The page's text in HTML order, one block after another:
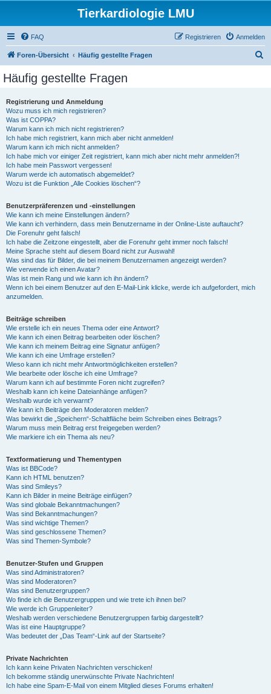
Tierkardiologie LMU
FAQ Anmelden
Registrieren
Foren-Übersicht Häufig gestellte Fragen
Häufig gestellte Fragen
Registrierung und Anmeldung
Wozu muss ich mich registrieren?
Was ist COPPA?
Warum kann ich mich nicht registrieren?
Ich habe mich registriert, kann mich aber nicht anmelden!
Warum kann ich mich nicht anmelden?
Ich habe mich vor einiger Zeit registriert, kann mich aber nicht mehr anmelden?!
Ich habe mein Passwort vergessen!
Warum werde ich automatisch abgemeldet?
Wozu ist die Funktion „Alle Cookies löschen“?
Benutzerpräferenzen und -einstellungen
Wie kann ich meine Einstellungen ändern?
Wie kann ich verhindern, dass mein Benutzername in der Online-Liste auftaucht?
Die Forenuhr geht falsch!
Ich habe die Zeitzone eingestellt, aber die Forenuhr geht immer noch falsch!
Meine Sprache steht auf diesem Board nicht zur Auswahl!
Was sind das für Bilder, die bei meinem Benutzernamen angezeigt werden?
Wie verwende ich einen Avatar?
Was ist mein Rang und wie kann ich ihn ändern?
Wenn ich bei einem Benutzer auf den E-Mail-Link klicke, werde ich aufgefordert, mich
anzumelden.
Beiträge schreiben
Wie erstelle ich ein neues Thema oder eine Antwort?
Wie kann ich einen Beitrag bearbeiten oder löschen?
Wie kann ich meinem Beitrag eine Signatur anfügen?
Wie kann ich eine Umfrage erstellen?
Wieso kann ich nicht mehr Antwortmöglichkeiten erstellen?
Wie bearbeite oder lösche ich eine Umfrage?
Warum kann ich auf bestimmte Foren nicht zugreifen?
Weshalb kann ich keine Dateianhänge anfügen?
Weshalb wurde ich verwarnt?
Wie kann ich Beiträge den Moderatoren melden?
Was bewirkt die „Speichern“-Schaltfläche beim Schreiben eines Beitrags?
Warum muss mein Beitrag erst freigegeben werden?
Wie markiere ich ein Thema als neu?
Textformatierung und Thementypen
Was ist BBCode?
Kann ich HTML benutzen?
Was sind Smileys?
Kann ich Bilder in meine Beiträge einfügen?
Was sind globale Bekanntmachungen?
Was sind Bekanntmachungen?
Was sind wichtige Themen?
Was sind geschlossene Themen?
Was sind Themen-Symbole?
Benutzer-Stufen und Gruppen
Was sind Administratoren?
Was sind Moderatoren?
Was sind Benutzergruppen?
Wo finde ich die Benutzergruppen und wie trete ich ihnen bei?
Wie werde ich Gruppenleiter?
Weshalb werden verschiedene Benutzergruppen farbig dargestellt?
Was ist eine Hauptgruppe?
Was bedeutet der „Das Team“-Link auf der Startseite?
Private Nachrichten
Ich kann keine Privaten Nachrichten verschicken!
Ich bekomme ständig unerwünschte Private Nachrichten!
Ich habe eine Spam-E-Mail von einem Mitglied dieses Forums erhalten!